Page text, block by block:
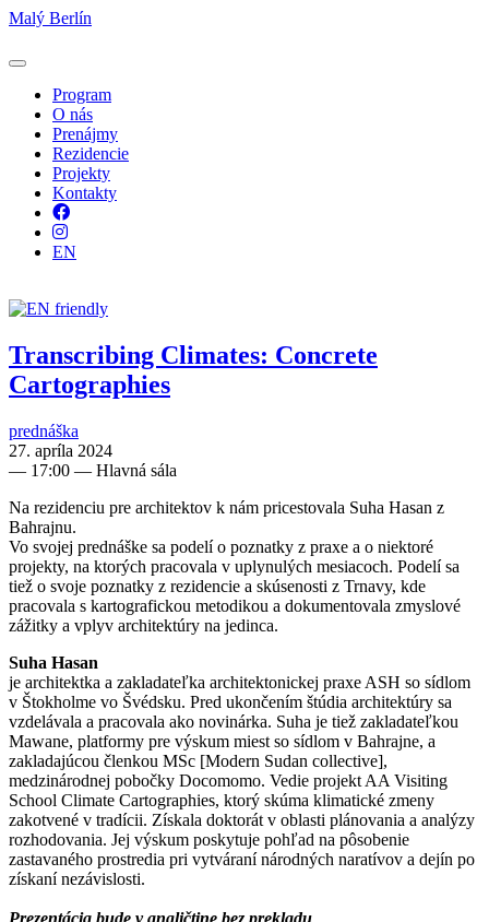
Malý Berlín
Program
O nás
Prenájmy
Rezidencie
Projekty
Kontakty
Facebook
Instagram
EN
Transcribing Climates: Concrete
Cartographies
prednáška
27. apríla 2024
— 17:00 — Hlavná sála
Na rezidenciu pre architektov k nám pricestovala Suha Hasan z
Bahrajnu.
Vo svojej prednáške sa podelí o poznatky z praxe a o niektoré
projekty, na ktorých pracovala v uplynulých mesiacoch. Podelí sa
tiež o svoje poznatky z rezidencie a skúsenosti z Trnavy, kde
pracovala s kartografickou metodikou a dokumentovala zmyslové
zážitky a vplyv architektúry na jedinca.
Suha Hasan
je architektka a zakladateľka architektonickej praxe ASH so sídlom
v Štokholme vo Švédsku. Pred ukončením štúdia architektúry sa
vzdelávala a pracovala ako novinárka. Suha je tiež zakladateľkou
Mawane, platformy pre výskum miest so sídlom v Bahrajne, a
zakladajúcou členkou MSc [Modern Sudan collective],
medzinárodnej pobočky Docomomo. Vedie projekt AA Visiting
School Climate Cartographies, ktorý skúma klimatické zmeny
zakotvené v tradícii. Získala doktorát v oblasti plánovania a analýzy
rozhodovania. Jej výskum poskytuje pohľad na pôsobenie
zastavaného prostredia pri vytváraní národných naratívov a dejín po
získaní nezávislosti.
Prezentácia bude v angličtine bez prekladu